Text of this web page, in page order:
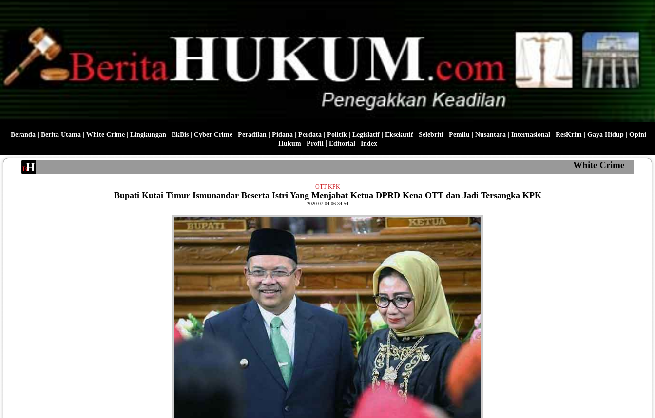
Beranda | Berita Utama | White Crime | Lingkungan | EkBis | Cyber Crime | Peradilan | Pidana | Perdata | Politik | Legislatif | Eksekutif | Selebriti | Pemilu | Nusantara | Internasional | ResKrim | Gaya Hidup | Opini
Hukum | Profil | Editorial | Index
White Crime
OTT KPK
Bupati Kutai Timur Ismunandar Beserta Istri Yang Menjabat Ketua DPRD Kena OTT dan Jadi Tersangka KPK
2020-07-04 06:34:54